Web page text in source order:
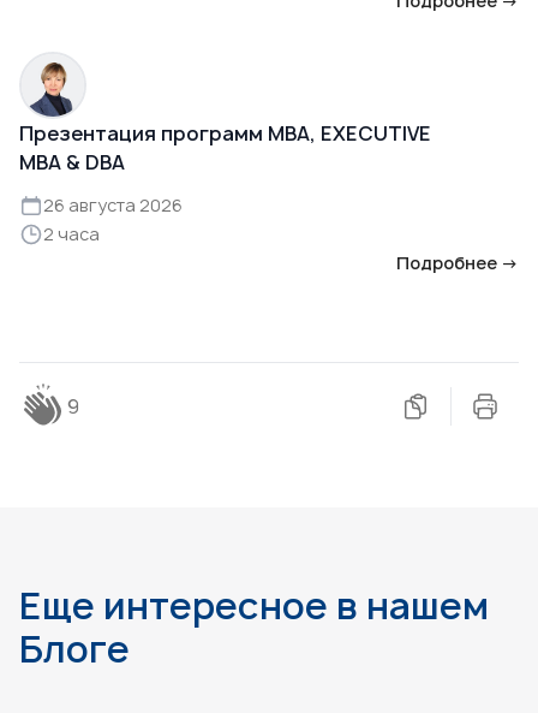
Презентация программ MBA, EXECUTIVE
MBA & DBA
26 августа 2026
2 часа
Подробнее →
9
Еще интересное в нашем
Блоге